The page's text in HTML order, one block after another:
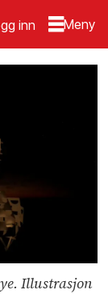
inn
Illustrasjon